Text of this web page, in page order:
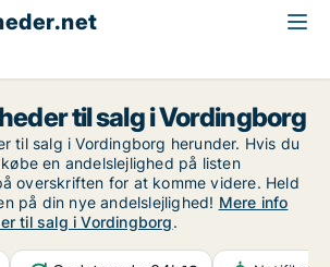
til salg i Vordingborg
til salg i Vordingborg herunder. Hvis du
en andelslejlighed på listen
overskriften for at komme videre. Held
på din nye andelslejlighed! Mere info
til salg i Vordingborg.